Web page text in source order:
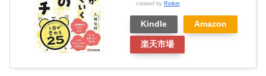
created by Rinker
Kindle Amazon
楽天市場